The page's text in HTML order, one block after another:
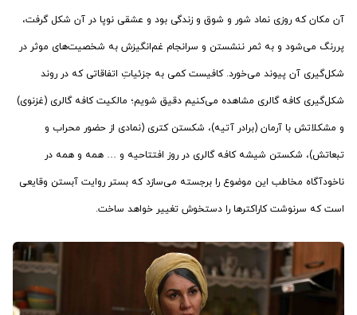
آن مکان که روزی نماد شور و شوق و زندگی بود و عشقی نوپا در آن شکل گرفت،
پررنگ می‌شود و به ثمر ننشستن و سرانجام غم‌انگیزش به شخصیت‌های موثر در
شکل‌گیری آن پیوند می‌خورد. کافیست کمی به جزئیاتِ اتفاقاتی که در روند
شکل‌گیری کافه گالری مشاهده می‌کنیم دقیق شویم؛ مالکیت کافه گالری (غزنوی)
و مشکلاتش با آرمان (برادر آتیه)، شکستن کتری (نمادی از حضور محراب و
تبعاتش)، شکستن شیشه کافه گالری در روز افتتاحیه و … همه و همه در
ناخودآگاه مخاطب این موضوع را برجسته می‌سازد که بستر روایت آبستن وقایعی
است که سرنوشت کاراکترها را دستخوش تغییر خواهد ساخت.